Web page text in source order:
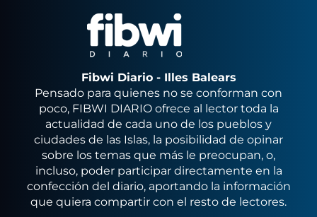
Fibwi Diario - Illes Balears
Pensado para quienes no se conforman con
poco, FIBWI DIARIO ofrece al lector toda la
actualidad de cada uno de los pueblos y
ciudades de las Islas, la posibilidad de opinar
sobre los temas que más le preocupan, o,
incluso, poder participar directamente en la
confección del diario, aportando la información
que quiera compartir con el resto de lectores.